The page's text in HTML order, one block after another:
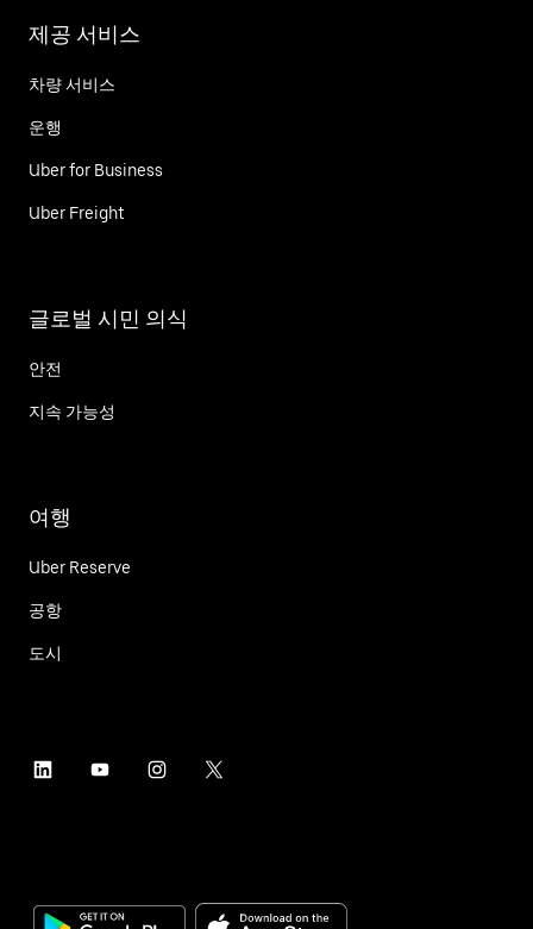
제공 서비스
차량 서비스
운행
Uber for Business
Uber Freight
글로벌 시민 의식
안전
지속 가능성
여행
Uber Reserve
공항
도시